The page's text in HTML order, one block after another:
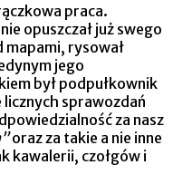
praca.
opuszczał już swego
mapami, rysował
jego
był podpułkownik
sprawozdań
za nasz
oraz za takie a nie inne
kawalerii, czołgów i